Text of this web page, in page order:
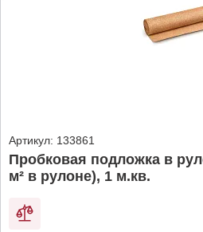
Артикул: 133861
Пробковая подложка в
м² в рулоне), 1 м.кв.